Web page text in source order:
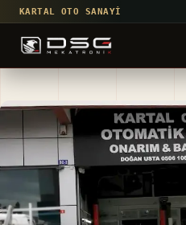
KARTAL OTO SANAYI